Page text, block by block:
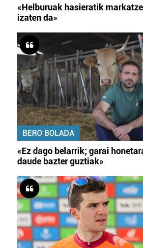
«Helburuak hasieratik
izaten da»
BERO BOLADA
«Ez dago belarrik; garai
daude bazter guztiak»